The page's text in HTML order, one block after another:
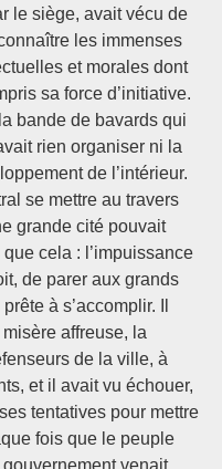
le siège, avait vécu de
les immenses
et morales dont
sa force d’initiative.
bande de bavards qui
rien organiser ni la
de l’intérieur.
se mettre au travers
grande cité pouvait
cela : l’impuissance
de parer aux grands
à s’accomplir. Il
affreuse, la
de la ville, à
et il avait vu échouer,
tentatives pour mettre
fois que le peuple
venait